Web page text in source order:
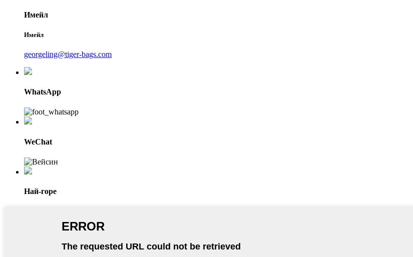
Имейл
Имейл
georgeling@tiger-bags.com
WhatsApp
WeChat
Най-горе